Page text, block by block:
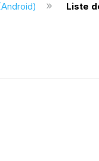
Liste